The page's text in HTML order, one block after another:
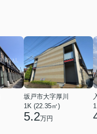
坂戸市大字厚川
1K (22.35㎡)
5.2万円